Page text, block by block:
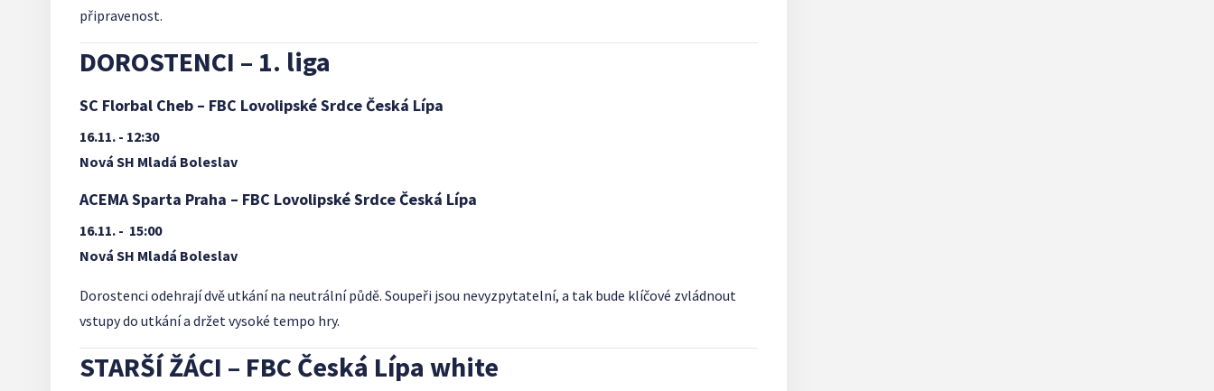
připravenost.
DOROSTENCI – 1. liga
SC Florbal Cheb – FBC Lovolipské Srdce Česká Lípa
16.11. - 12:30
Nová SH Mladá Boleslav
ACEMA Sparta Praha – FBC Lovolipské Srdce Česká Lípa
16.11. - 15:00
Nová SH Mladá Boleslav
Dorostenci odehrají dvě utkání na neutrální půdě. Soupeři jsou nevyzpytatelní, a tak bude klíčové zvládnout
vstupy do utkání a držet vysoké tempo hry.
STARŠÍ ŽÁCI – FBC Česká Lípa white